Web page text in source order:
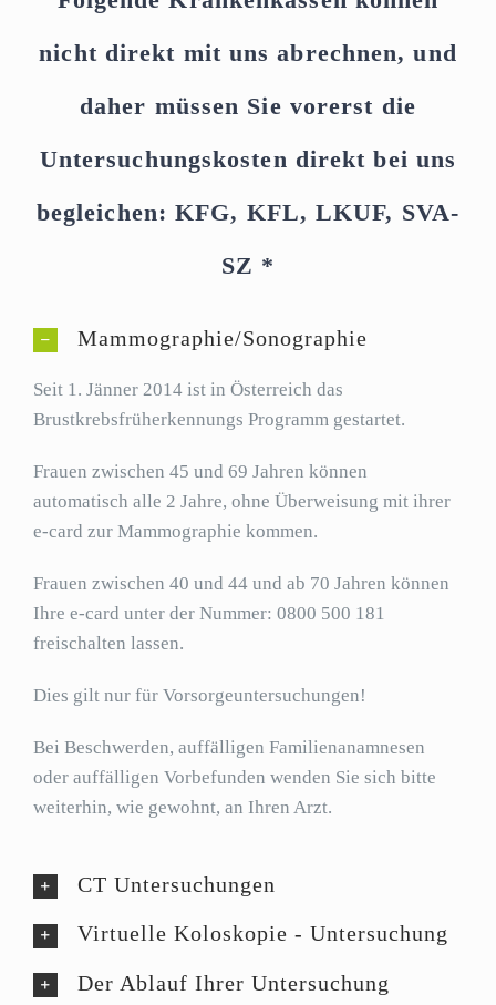
TERMIN VEREINBAREN
nicht direkt mit uns abrechnen, und
daher müssen Sie vorerst die
Untersuchungskosten direkt bei uns
begleichen: KFG, KFL, LKUF, SVA-
SZ *
Mammographie/Sonographie
Seit 1. Jänner 2014 ist in Österreich das
Brustkrebsfrüherkennungs Programm gestartet.
Frauen zwischen 45 und 69 Jahren können
automatisch alle 2 Jahre, ohne Überweisung mit ihrer
e-card zur Mammographie kommen.
Frauen zwischen 40 und 44 und ab 70 Jahren können
Ihre e-card unter der Nummer: 0800 500 181
freischalten lassen.
Dies gilt nur für Vorsorgeuntersuchungen!
Bei Beschwerden, auffälligen Familienanamnesen
oder auffälligen Vorbefunden wenden Sie sich bitte
weiterhin, wie gewohnt, an Ihren Arzt.
CT Untersuchungen
Virtuelle Koloskopie - Untersuchung
Der Ablauf Ihrer Untersuchung